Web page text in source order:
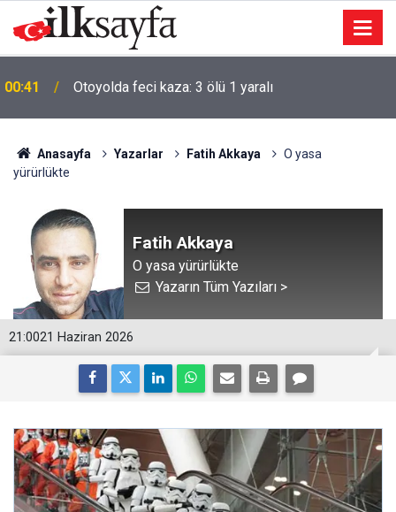
00:41 Otoyolda feci kaza: 3 ölü 1 yaralı
Anasayfa Yazarlar Fatih Akkaya
O yasa
yürürlükte
Fatih Akkaya
O yasa yürürlükte
Yazarın Tüm Yazıları >
21:0021 Haziran 2026